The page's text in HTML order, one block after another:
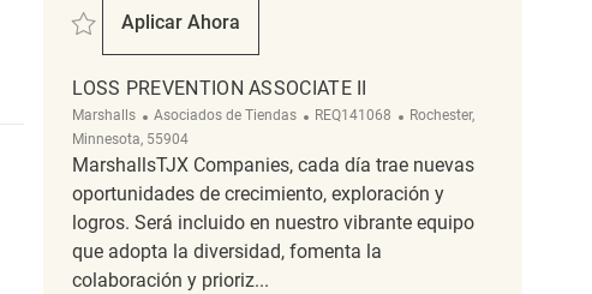
Salvar loss prevention assoicate 2 REQ92042
Aplicar Ahora
Loss Prevention Assoicate 2
LOSS PREVENTION ASSOCIATE II
Marshalls Categoría
Asociados de Tiendas ReqId
REQ141068 Ubicación
Rochester,
Minnesota, 55904
MarshallsTJX Companies, cada día trae nuevas
oportunidades de crecimiento, exploración y
logros. Será incluido en nuestro vibrante equipo
que adopta la diversidad, fomenta la
colaboración y prioriz...